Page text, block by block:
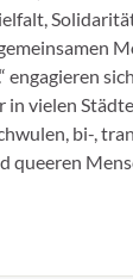
engagieren sich
vielen
bi-,
queeren